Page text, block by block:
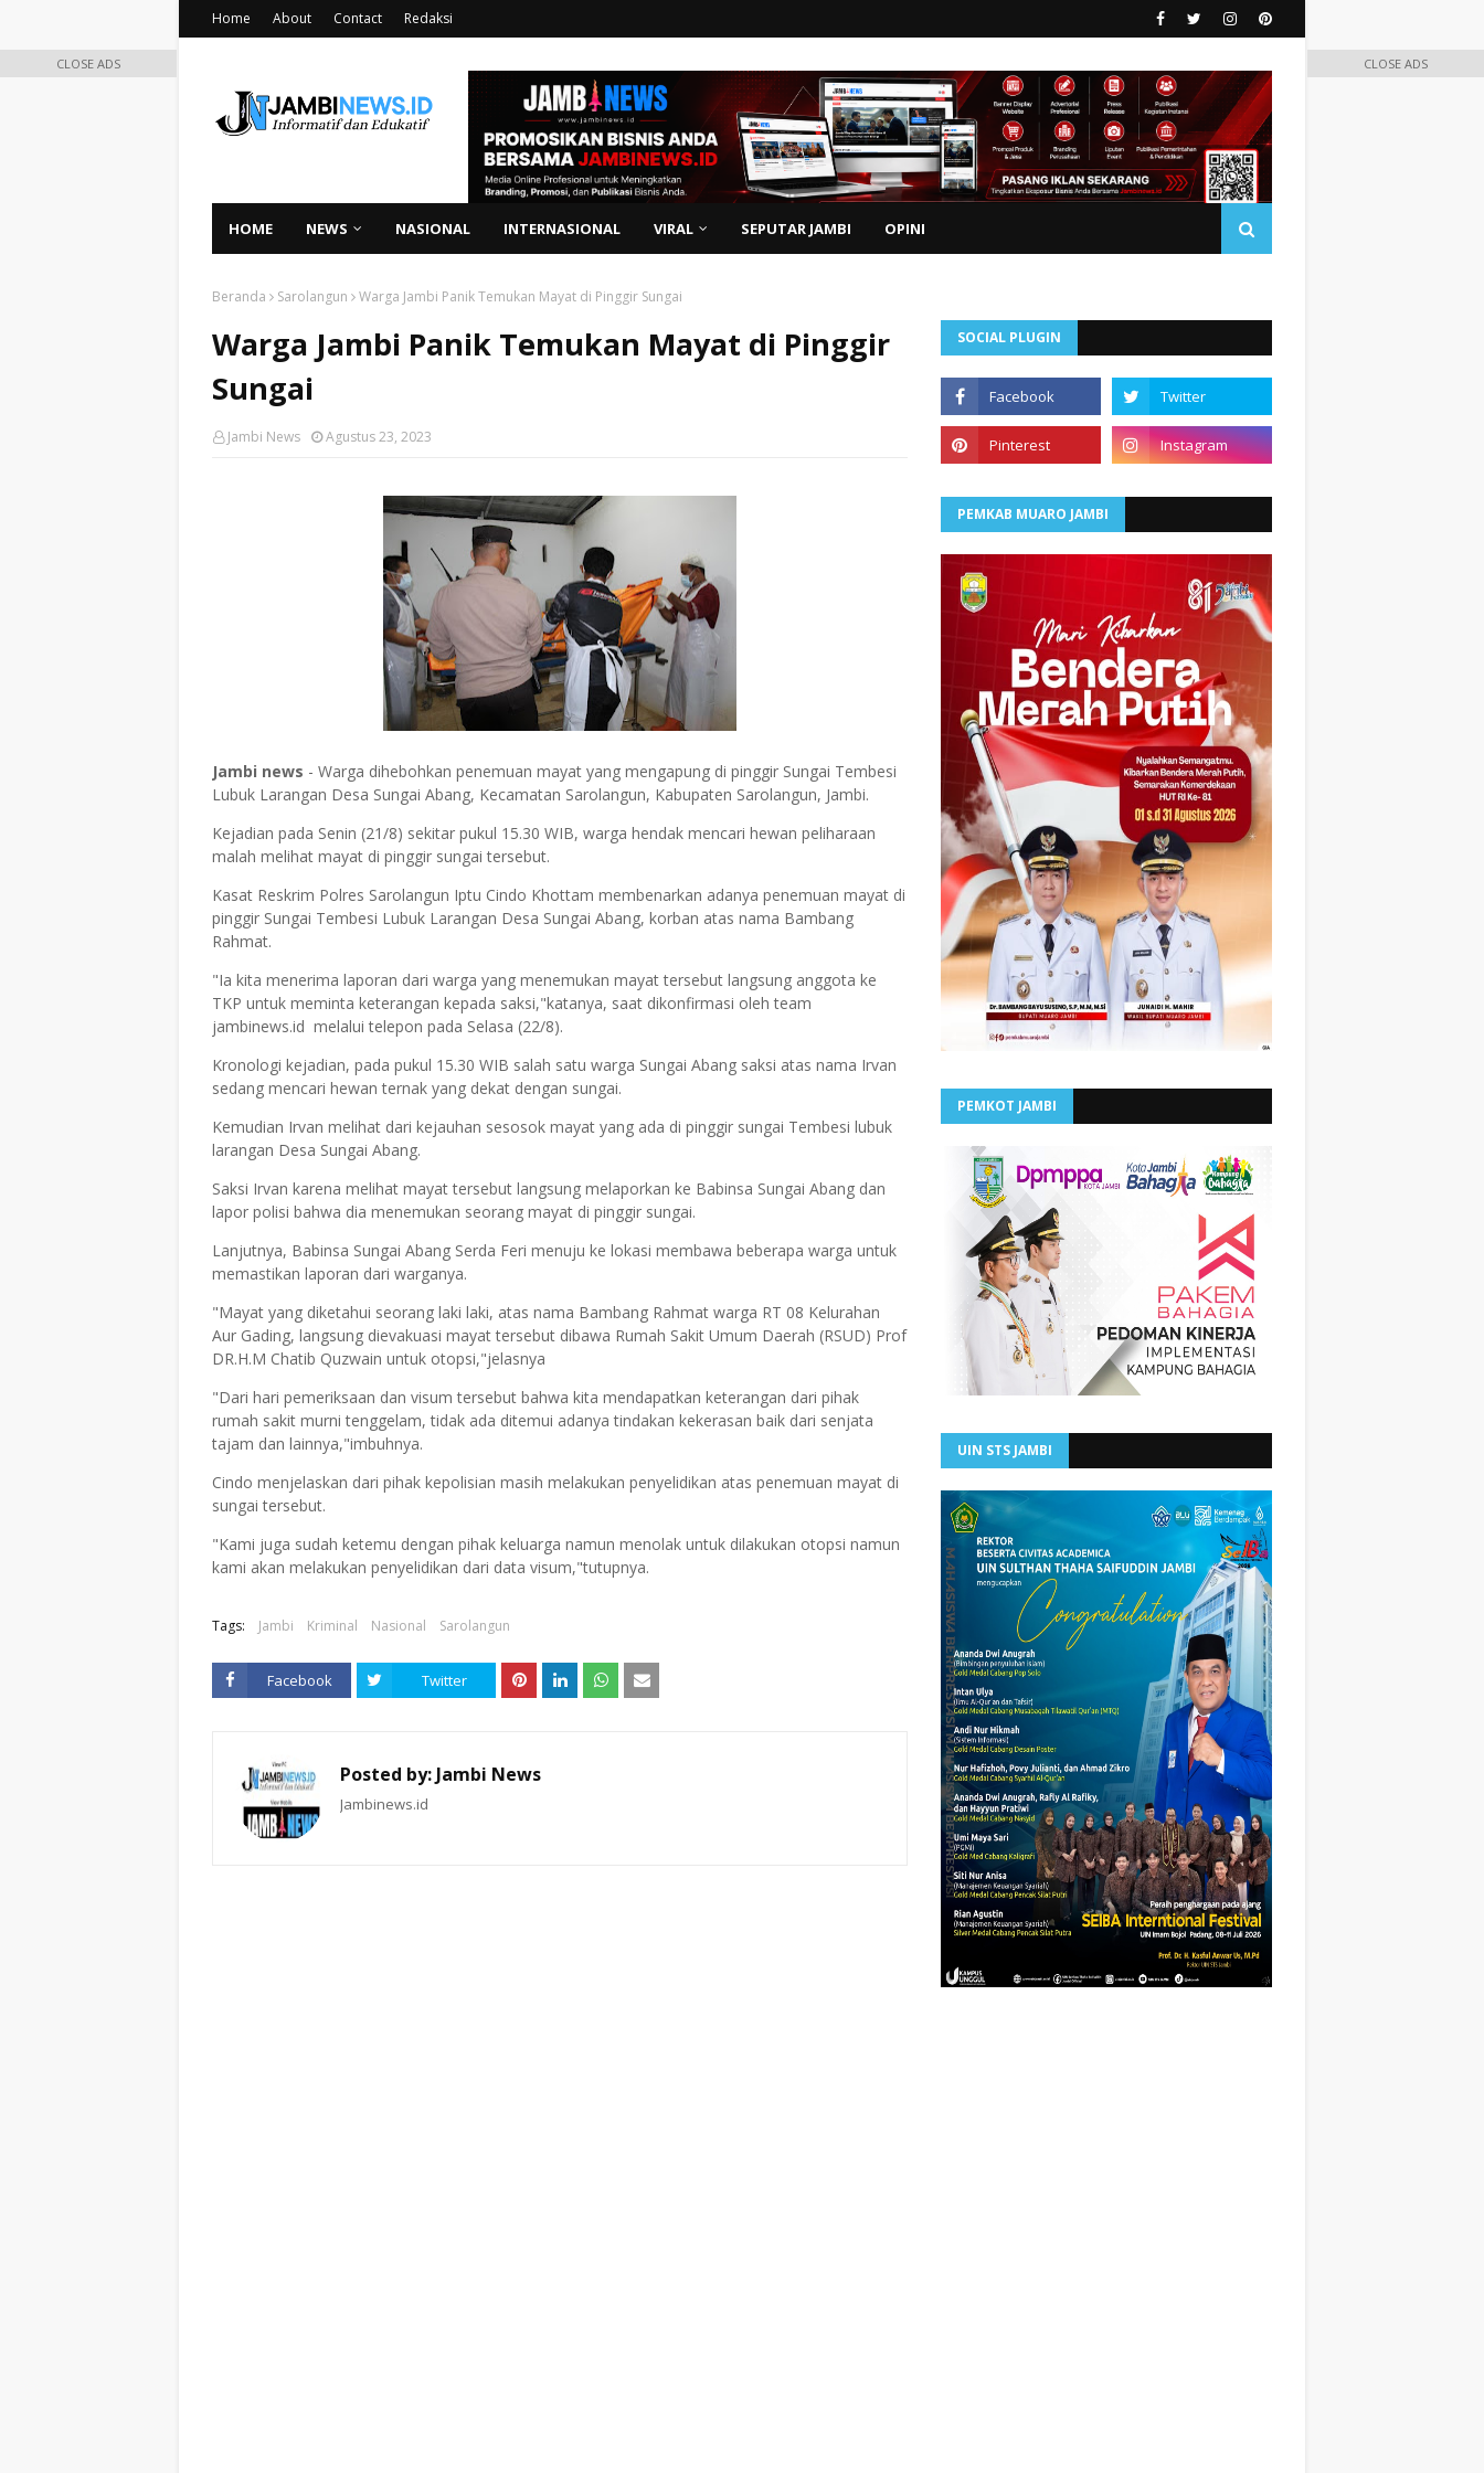
Home About Contact Redaksi
HOME NEWS NASIONAL INTERNASIONAL VIRAL SEPUTAR JAMBI OPINI
Beranda Sarolangun Warga Jambi Panik Temukan Mayat di Pinggir Sungai
Warga Jambi Panik Temukan Mayat di Pinggir
Sungai
Jambi News Agustus 23, 2023
Jambi news - Warga dihebohkan penemuan mayat yang mengapung di pinggir Sungai Tembesi
Lubuk Larangan Desa Sungai Abang, Kecamatan Sarolangun, Kabupaten Sarolangun, Jambi.
Kejadian pada Senin (21/8) sekitar pukul 15.30 WIB, warga hendak mencari hewan peliharaan
malah melihat mayat di pinggir sungai tersebut.
Kasat Reskrim Polres Sarolangun Iptu Cindo Khottam membenarkan adanya penemuan mayat di
pinggir Sungai Tembesi Lubuk Larangan Desa Sungai Abang, korban atas nama Bambang
Rahmat.
"Ia kita menerima laporan dari warga yang menemukan mayat tersebut langsung anggota ke
TKP untuk meminta keterangan kepada saksi,"katanya, saat dikonfirmasi oleh team
jambinews.id melalui telepon pada Selasa (22/8).
Kronologi kejadian, pada pukul 15.30 WIB salah satu warga Sungai Abang saksi atas nama Irvan
sedang mencari hewan ternak yang dekat dengan sungai.
Kemudian Irvan melihat dari kejauhan sesosok mayat yang ada di pinggir sungai Tembesi lubuk
larangan Desa Sungai Abang.
Saksi Irvan karena melihat mayat tersebut langsung melaporkan ke Babinsa Sungai Abang dan
lapor polisi bahwa dia menemukan seorang mayat di pinggir sungai.
Lanjutnya, Babinsa Sungai Abang Serda Feri menuju ke lokasi membawa beberapa warga untuk
memastikan laporan dari warganya.
"Mayat yang diketahui seorang laki laki, atas nama Bambang Rahmat warga RT 08 Kelurahan
Aur Gading, langsung dievakuasi mayat tersebut dibawa Rumah Sakit Umum Daerah (RSUD) Prof
DR.H.M Chatib Quzwain untuk otopsi,"jelasnya
"Dari hari pemeriksaan dan visum tersebut bahwa kita mendapatkan keterangan dari pihak
rumah sakit murni tenggelam, tidak ada ditemui adanya tindakan kekerasan baik dari senjata
tajam dan lainnya,"imbuhnya.
Cindo menjelaskan dari pihak kepolisian masih melakukan penyelidikan atas penemuan mayat di
sungai tersebut.
"Kami juga sudah ketemu dengan pihak keluarga namun menolak untuk dilakukan otopsi namun
kami akan melakukan penyelidikan dari data visum,"tutupnya.
Tags: Jambi Kriminal Nasional Sarolangun
Facebook Twitter
Posted by: Jambi News
Jambinews.id
CLOSE ADS CLOSE ADS
SOCIAL PLUGIN
PEMKAB MUARO JAMBI
PEMKOT JAMBI
UIN STS JAMBI